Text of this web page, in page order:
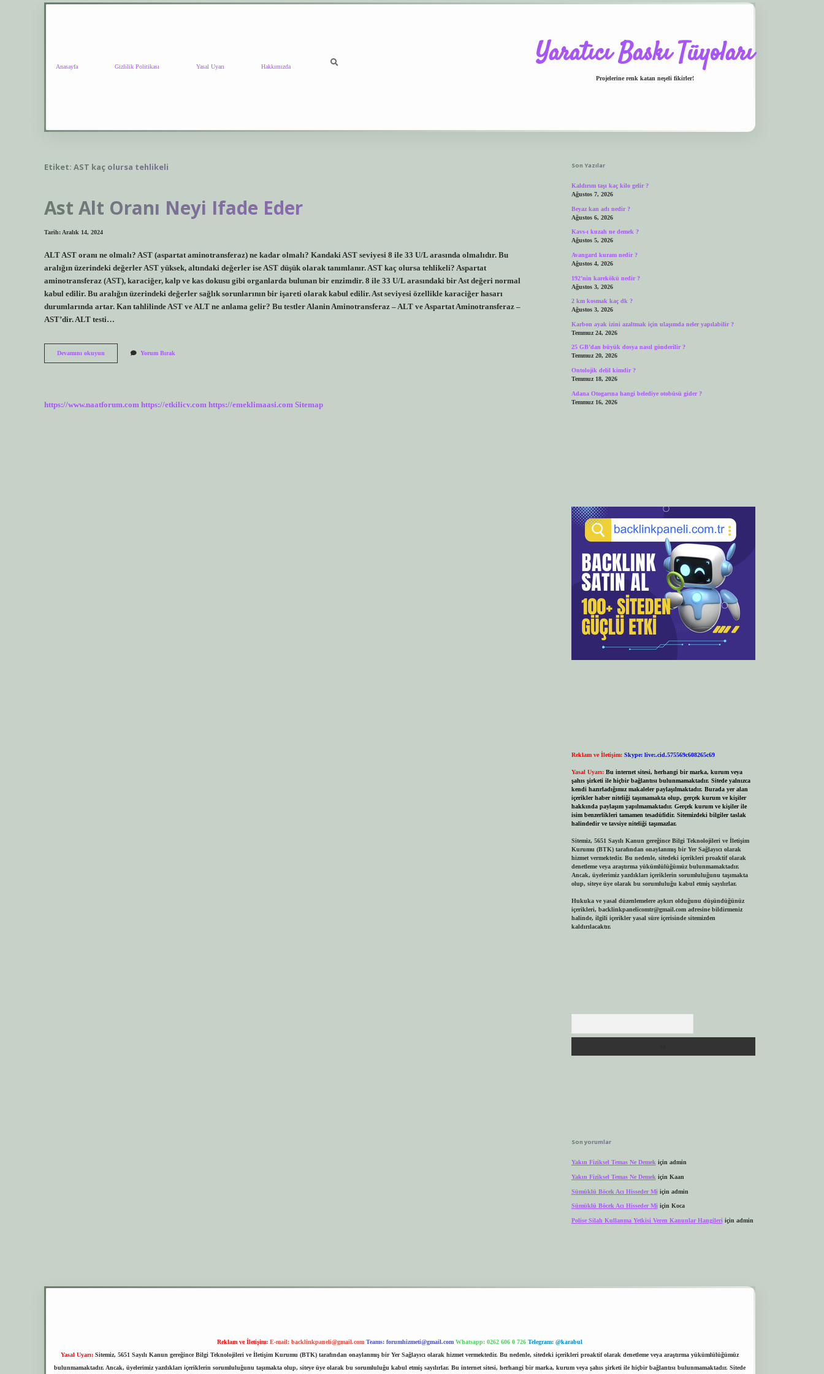
Anasayfa Gizlilik Politikası Yasal Uyarı Hakkımızda Yaratıcı Baskı Tüyoları
Projelerine renk katan neşeli fikirler!
Etiket: AST kaç olursa tehlikeli
Ast Alt Oranı Neyi Ifade Eder
Tarih: Aralık 14, 2024
ALT AST oranı ne olmalı? AST (aspartat aminotransferaz) ne kadar olmalı? Kandaki AST seviyesi 8 ile 33 U/L arasında olmalıdır. Bu
aralığın üzerindeki değerler AST yüksek, altındaki değerler ise AST düşük olarak tanımlanır. AST kaç olursa tehlikeli? Aspartat
aminotransferaz (AST), karaciğer, kalp ve kas dokusu gibi organlarda bulunan bir enzimdir. 8 ile 33 U/L arasındaki bir Ast değeri normal
kabul edilir. Bu aralığın üzerindeki değerler sağlık sorunlarının bir işareti olarak kabul edilir. Ast seviyesi özellikle karaciğer hasarı
durumlarında artar. Kan tahlilinde AST ve ALT ne anlama gelir? Bu testler Alanin Aminotransferaz – ALT ve Aspartat Aminotransferaz –
AST’dir. ALT testi…
Devamını okuyun
Alt
Yorum Bırak
https://www.naatforum.com https://etkilicv.com https://emeklimaasi.com Sitemap
Son Yazılar
Kaldırım taşı kaç kilo gelir ?
Ağustos 7, 2026
Beyaz kan adı nedir ?
Ağustos 6, 2026
Kavs-ı kuzah ne demek ?
Ağustos 5, 2026
Avangard kuram nedir ?
Ağustos 4, 2026
192’nin karekökü nedir ?
Ağustos 3, 2026
2 km kosmak kaç dk ?
Ağustos 3, 2026
Karbon ayak izini azaltmak için ulaşımda neler yapılabilir ?
Temmuz 24, 2026
25 GB’dan büyük dosya nasıl gönderilir ?
Temmuz 20, 2026
Ontolojik delil kimdir ?
Temmuz 18, 2026
Adana Otogarına hangi belediye otobüsü gider ?
Temmuz 16, 2026
Reklam ve İletişim: Skype: live:.cid.575569c608265c69
Yasal Uyarı: Bu internet sitesi, herhangi bir marka, kurum veya
şahıs şirketi ile hiçbir bağlantısı bulunmamaktadır. Sitede yalnızca
kendi hazırladığımız makaleler paylaşılmaktadır. Burada yer alan
içerikler haber niteliği taşımamakta olup, gerçek kurum ve kişiler
hakkında paylaşım yapılmamaktadır. Gerçek kurum ve kişiler ile
isim benzerlikleri tamamen tesadüfidir. Sitemizdeki bilgiler taslak
halindedir ve tavsiye niteliği taşımazlar.
Sitemiz, 5651 Sayılı Kanun gereğince Bilgi Teknolojileri ve İletişim
Kurumu (BTK) tarafından onaylanmış bir Yer Sağlayıcı olarak
hizmet vermektedir. Bu nedenle, sitedeki içerikleri proaktif olarak
denetleme veya araştırma yükümlülüğümüz bulunmamaktadır.
Ancak, üyelerimiz yazdıkları içeriklerin sorumluluğunu taşımakta
olup, siteye üye olarak bu sorumluluğu kabul etmiş sayılırlar.
Hukuka ve yasal düzenlemelere aykırı olduğunu düşündüğünüz
içerikleri, backlinkpanelicomtr@gmail.comadresine bildirmeniz
halinde, ilgili içerikler yasal süre içerisinde sitemizden
kaldırılacaktır.
Son yorumlar
Yakın Fiziksel Temas Ne Demekiçin admin
Yakın Fiziksel Temas Ne Demek için Kaan
Sümüklü Böcek Acı Hisseder Mi için admin
Sümüklü Böcek Acı Hisseder Mi için Koca
Polise Silah Kullanma Yetkisi Veren Kanunlar Hangileri için admin
Reklam ve İletişim: E-mail: backlinkpaneli@gmail.com Teams: forumhizmeti@gmail.com Whatsapp: 0262 606 0 726 Telegram: @karabul
Yasal Uyarı: Sitemiz, 5651 Sayılı Kanun gereğince Bilgi Teknolojileri ve İletişim Kurumu (BTK) tarafından onaylanmış bir Yer Sağlayıcı olarak hizmet vermektedir. Bu nedenle, sitedeki içerikleri proaktif olarak denetleme veya araştırma yükümlülüğümüz
bulunmamaktadır. Ancak, üyelerimiz yazdıkları içeriklerin sorumluluğunu taşımakta olup, siteye üye olarak bu sorumluluğu kabul etmiş sayılırlar. Bu internet sitesi, herhangi bir marka, kurum veya şahıs şirketi ile hiçbir bağlantısı bulunmamaktadır. Sitede